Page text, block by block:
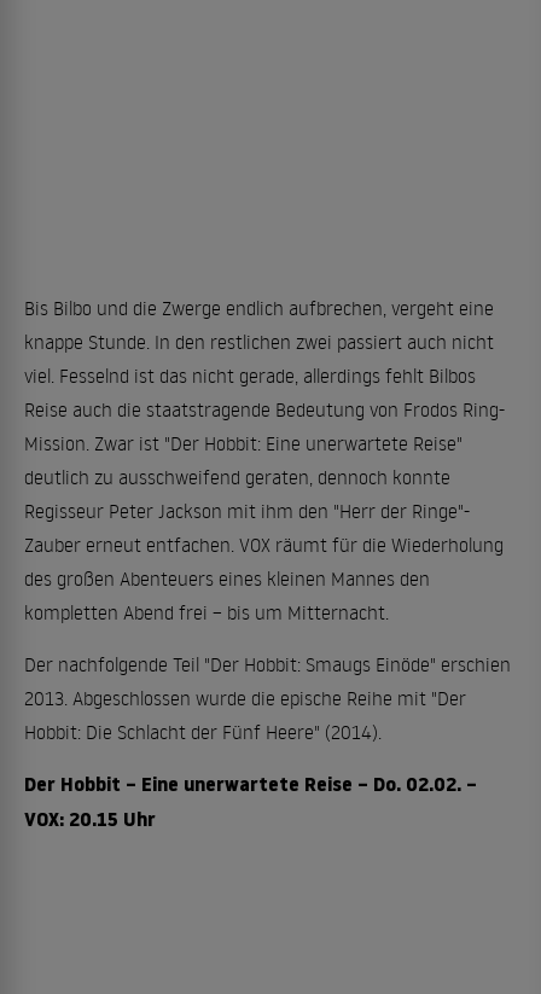
Bis Bilbo und die Zwerge endlich aufbrechen, vergeht eine
knappe Stunde. In den restlichen zwei passiert auch nicht
viel. Fesselnd ist das nicht gerade, allerdings fehlt Bilbos
Reise auch die staatstragende Bedeutung von Frodos Ring-
Mission. Zwar ist "Der Hobbit: Eine unerwartete Reise"
deutlich zu ausschweifend geraten, dennoch konnte
Regisseur Peter Jackson mit ihm den "Herr der Ringe"-
Zauber erneut entfachen. VOX räumt für die Wiederholung
des großen Abenteuers eines kleinen Mannes den
kompletten Abend frei – bis um Mitternacht.
Der nachfolgende Teil "Der Hobbit: Smaugs Einöde" erschien
2013. Abgeschlossen wurde die epische Reihe mit "Der
Hobbit: Die Schlacht der Fünf Heere" (2014).
Der Hobbit – Eine unerwartete Reise – Do. 02.02. –
VOX: 20.15 Uhr